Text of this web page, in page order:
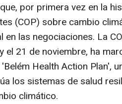
por primera vez en la
(COP) sobre cambio
las negociaciones. La
el 21 de noviembre, ha
Health Action Plan',
los sistemas de salud
climático.